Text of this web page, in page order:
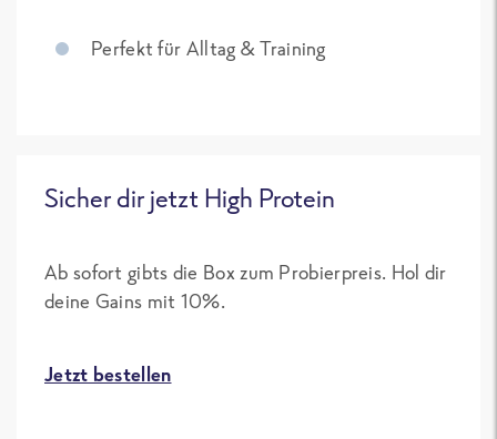
Perfekt für Alltag & Training
Sicher dir jetzt High Protein
Ab sofort gibts die Box zum Probierpreis. Hol dir
deine Gains mit 10%.
Jetzt bestellen